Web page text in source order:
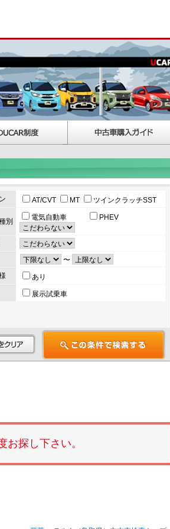
AT/CVT MT ツインクラッチSST
別 電気自動車 PHEV
〜
あり
展示試乗車
探し下さい。